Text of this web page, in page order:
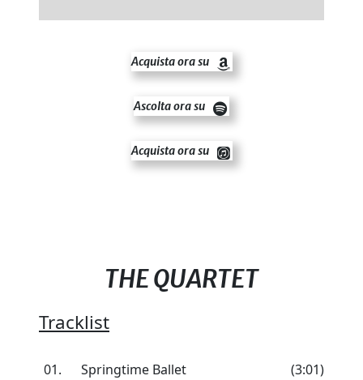
Acquista ora su
Ascolta ora su
Acquista ora su
THE QUARTET
Tracklist
Springtime Ballet
(3:01)